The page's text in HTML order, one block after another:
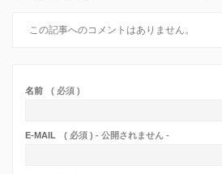
この記事へのコメントはありません。
名前 ( 必須 )
E-MAIL ( 必須 ) - 公開されません -